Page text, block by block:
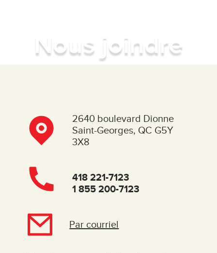
Nous joindre
2640 boulevard Dionne
Saint-Georges, QC G5Y
3X8
418 221-7123
1 855 200-7123
Par courriel